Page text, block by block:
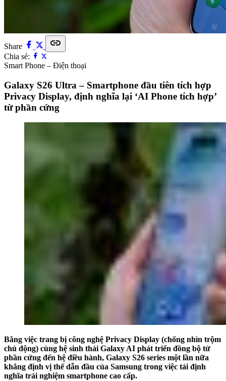
Share link
Chia sẻ:
Smart Phone – Điện thoại
Galaxy S26 Ultra – Smartphone đầu tiên tích hợp
Privacy Display, định nghĩa lại ‘AI Phone tích hợp’
từ phần cứng
Bằng việc trang bị công nghệ Privacy Display (chống nhìn trộm
chủ động) cùng hệ sinh thái Galaxy AI phát triển đồng bộ từ
phần cứng đến hệ điều hành, Galaxy S26 series một lần nữa
khẳng định vị thế dẫn đầu của Samsung trong việc tái định
nghĩa trải nghiệm smartphone cao cấp.